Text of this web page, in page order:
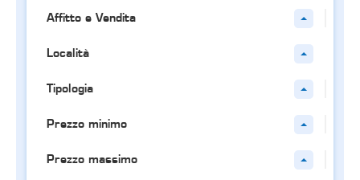
Affitto e Vendita
Località
Tipologia
Prezzo minimo
Prezzo massimo